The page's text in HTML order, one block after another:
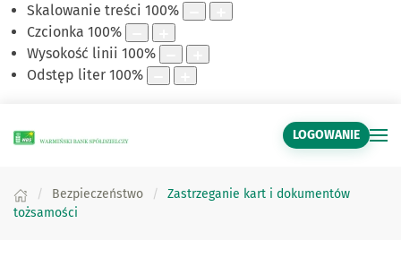
Skalowanie treści 100%
Czcionka 100%
Wysokość linii 100%
Odstęp liter 100%
LOGOWANIE
Bezpieczeństwo
Zastrzeganie kart i dokumentów
tożsamości